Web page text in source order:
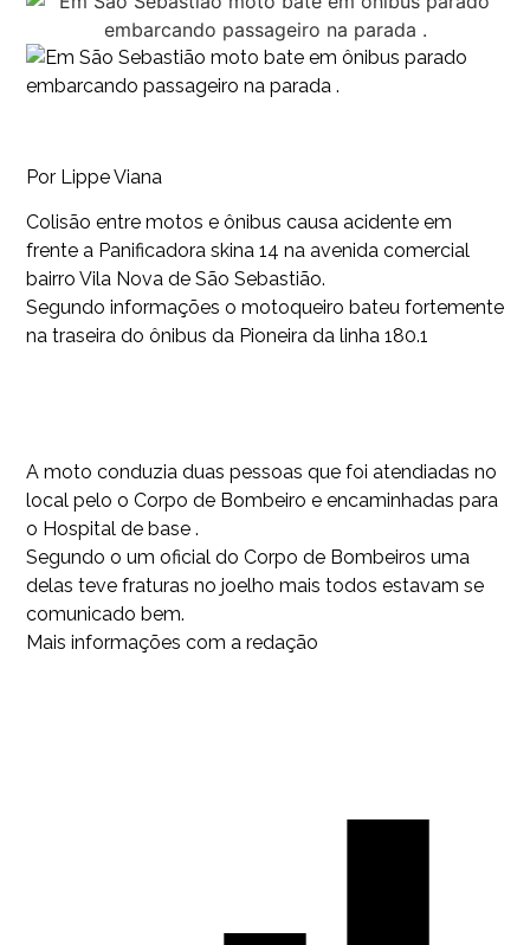
Por Lippe Viana
Colisão entre motos e ônibus causa acidente em
frente a Panificadora skina 14 na avenida comercial
bairro Vila Nova de São Sebastião.
Segundo informações o motoqueiro bateu fortemente
na traseira do ônibus da Pioneira da linha 180.1
A moto conduzia duas pessoas que foi atendiadas no
local pelo o Corpo de Bombeiro e encaminhadas para
o Hospital de base .
Segundo o um oficial do Corpo de Bombeiros uma
delas teve fraturas no joelho mais todos estavam se
comunicado bem.
Mais informações com a redação